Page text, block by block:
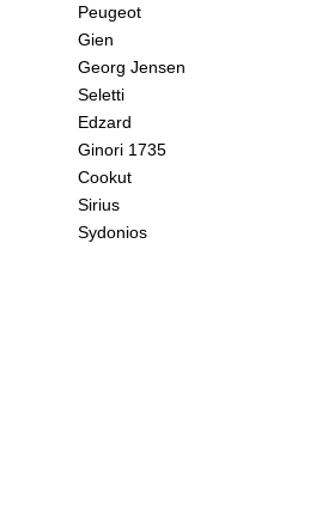
Peugeot
Gien
Georg Jensen
Seletti
Edzard
Ginori 1735
Cookut
Sirius
Sydonios